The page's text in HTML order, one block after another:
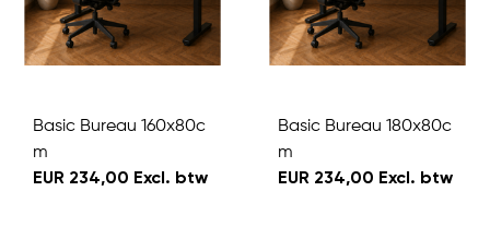
Basic Bureau 160x80c
m
EUR 234,00 Excl. btw
Basic Bureau 180x80c
m
EUR 234,00 Excl. btw